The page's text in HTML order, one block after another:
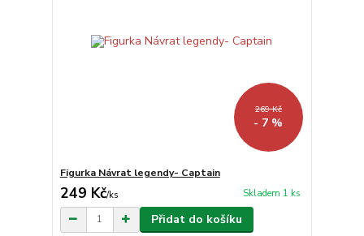
269 Kč
- 7 %
Figurka Návrat legendy- Captain
249 Kč/ks Skladem 1 ks
Přidat do košíku